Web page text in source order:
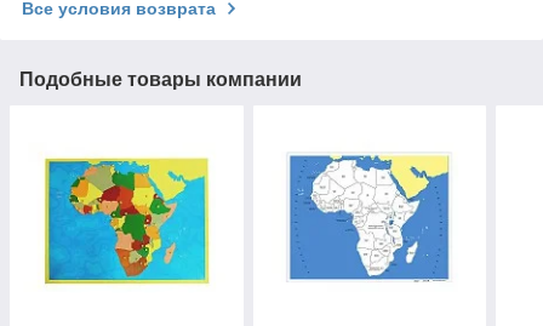
Все условия возврата
Подобные товары компании